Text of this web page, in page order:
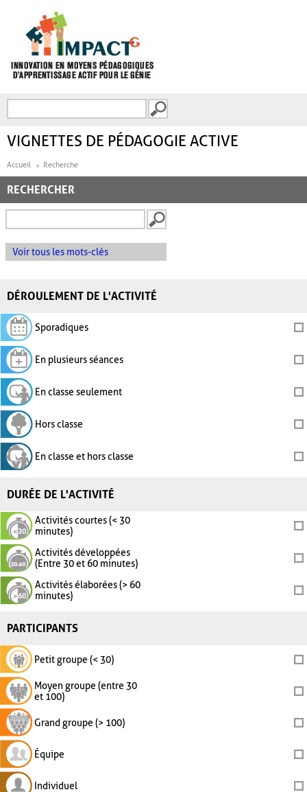
FORMULAIRE DE
VIGNETTES DE PÉDAGOGIE ACTIVE
Accueil Recherche
RECHERCHER
Voir tous les mots-clés
DÉROULEMENT DE L'ACTIVITÉ
Sporadiques
En plusieurs séances
En classe seulement
Hors classe
En classe et hors classe
DURÉE DE L'ACTIVITÉ
Activités courtes (< 30
minutes)
Activités développées
(Entre 30 et 60 minutes)
Activités élaborées (> 60
minutes)
PARTICIPANTS
Petit groupe (< 30)
Moyen groupe (entre 30
et 100)
Grand groupe (> 100)
Équipe
Individuel